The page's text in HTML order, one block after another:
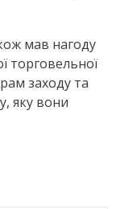
мав нагоду
торговельної
заходу та
яку вони